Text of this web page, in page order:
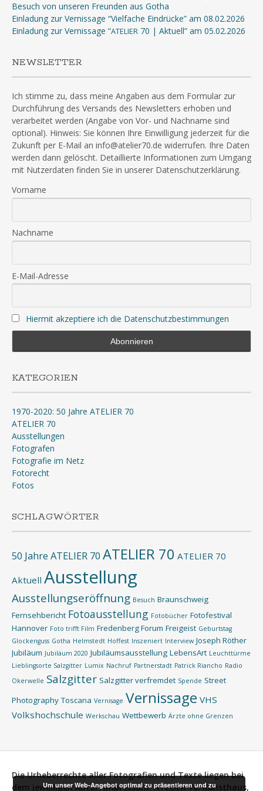
Besuch von unseren Freunden aus Gotha
Einladung zur Vernissage “Vielfache Eindrücke” am 08.02.2026
Einladung zur Vernissage “ATELIER 70 | Aktuell” am 05.02.2026
NEWSLETTER
Ich stimme zu, dass meine Angaben aus dem Formular zur
Durchführung des Versands des Newsletters erhoben und
verarbeitet werden (Angabe von Vor- und Nachname sind
optional). Hinweis: Sie können Ihre Einwilligung jederzeit für die
Zukunft per E-Mail an info@atelier70.de widerrufen. Ihre Daten
werden dann gelöscht. Detaillierte Informationen zum Umgang
mit Nutzerdaten finden Sie in unserer Datenschutzerklärung.
Vorname
Nachname
E-Mail-Adresse
Hiermit akzeptiere ich die Datenschutzbestimmungen
KATEGORIEN
1970-2020: 50 Jahre ATELIER 70
ATELIER 70
Ausstellungen
Fotografen
Fotografie im Netz
Fotorecht
Fotos
SCHLAGWÖRTER
50 Jahre ATELIER 70 ATELIER 70 ATELIER 70
Aktuell Ausstellung
Ausstellungseröffnung Besuch Braunschweig
Fernsehbericht Fotoausstellung Fotobücher Fotofestival
Hannover Foto trifft Film Fredenberg Forum Freigeist Geburtstag
Glockenguss Gotha Helmstedt Hoffest Inszeniert Interview Joseph Röther
Jubiläum Jubiläum 2020 Jubiläumsausstellung LebensArt Leuchttürme
Lieblingsorte Salzgitter Lumix Nachruf Partnerstadt Patrick Riancho Radio
Okerwelle Salzgitter Salzgitter verfremdet Spende Street
Photography Toscana Vernisage Vernissage VHS
Volkshochschule Werkschau Wettbewerb Ärzte ohne Grenzen
Die Urheberrechte aller Fotografien und Texte liegen bei
dem jeweiligen Autor.Impressum: ATELIER 70, Kunsthaus,
Um unser Web-Angebot optimal zu präsentieren und zu